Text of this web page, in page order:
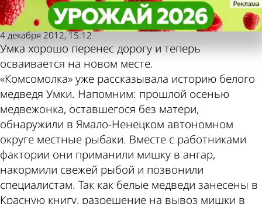
Белого мишку привезли в
Пензенский зоопарк
Комсомольская
правда
4 декабря 2012, 15:12
Умка хорошо перенес дорогу и теперь
осваивается на новом месте.
«Комсомолка» уже рассказывала историю белого
медведя Умки. Напомним: прошлой осенью
медвежонка, оставшегося без матери,
обнаружили в Ямало-Ненецком автономном
округе местные рыбаки. Вместе с работниками
фактории они приманили мишку в ангар,
накормили свежей рыбой и позвонили
специалистам. Так как белые медведи занесены в
Красную книгу, разрешение на вывоз мишки в
Белого мишку привезли в
Пензенский зоопарк
Комсомольская
правда
Также пресса
пишет по этой
теме
Погода и курсы
валют в Пензе